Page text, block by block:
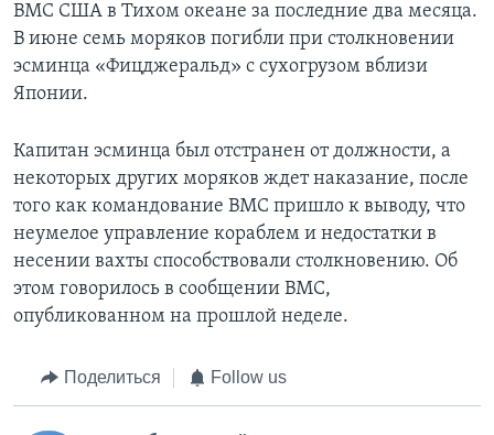
ВМС США в Тихом океане за последние два месяца.
В июне семь моряков погибли при столкновении
эсминца «Фицджеральд» с сухогрузом вблизи
Японии.
Капитан эсминца был отстранен от должности, а
некоторых других моряков ждет наказание, после
того как командование ВМС пришло к выводу, что
неумелое управление кораблем и недостатки в
несении вахты способствовали столкновению. Об
этом говорилось в сообщении ВМС,
опубликованном на прошлой неделе.
Поделиться Follow us